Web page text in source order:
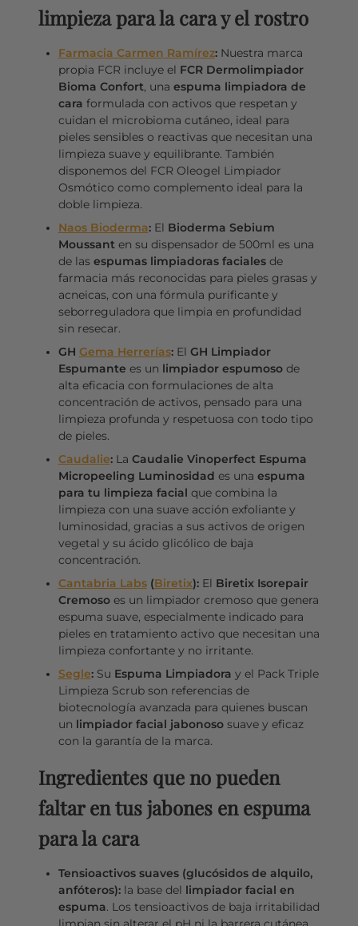
limpieza para la cara y el rostro
Farmacia Carmen Ramírez:Nuestra marca
propia FCR incluye el FCR Dermolimpiador
Bioma Confort, una espuma limpiadora de
cara formulada con activos que respetan y
cuidan el microbioma cutáneo, ideal para
pieles sensibles o reactivas que necesitan una
limpieza suave y equilibrante. También
disponemos del FCR Oleogel Limpiador
Osmótico como complemento ideal para la
doble limpieza.
Naos Bioderma:El Bioderma Sebium
Moussant en su dispensador de 500ml es una
de las espumas limpiadoras facialesde
farmacia más reconocidas para pieles grasas y
acneicas, con una fórmula purificante y
seborreguladora que limpia en profundidad
sin resecar.
GH Gema Herrerías:El GH Limpiador
Espumante es un limpiador espumosode
alta eficacia con formulaciones de alta
concentración de activos, pensado para una
limpieza profunda y respetuosa con todo tipo
de pieles.
Caudalie:La Caudalie Vinoperfect Espuma
Micropeeling Luminosidad es una espuma
para tu limpieza facial que combina la
limpieza con una suave acción exfoliante y
luminosidad, gracias a sus activos de origen
vegetal y su ácido glicólico de baja
concentración.
Cantabria Labs(Biretix):El Biretix Isorepair
Cremosoes un limpiador cremoso que genera
espuma suave, especialmente indicado para
pieles en tratamiento activo que necesitan una
limpieza confortante y no irritante.
Segle:Su Espuma Limpiadora y el Pack Triple
Limpieza Scrub son referencias de
biotecnología avanzada para quienes buscan
un limpiador facial jabonososuave y eficaz
con la garantía de la marca.
Ingredientes que no pueden
faltar en tus jabones en espuma
para la cara
Tensioactivos suaves (glucósidos de alquilo,
anfóteros):la base del limpiador facial en
espuma. Los tensioactivos de baja irritabilidad